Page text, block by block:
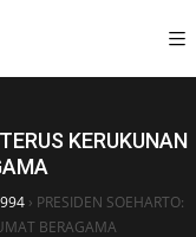
KERUKUNAN
› PRESIDEN SOEHARTO:
BERAGAMA